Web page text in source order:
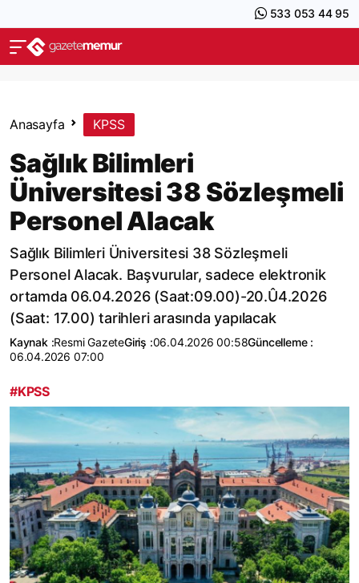
533 053 44 95
Anasayfa KPSS
Sağlık Bilimleri
Üniversitesi 38 Sözleşmeli
Personel Alacak
Sağlık Bilimleri Üniversitesi 38 Sözleşmeli
Personel Alacak. Başvurular, sadece elektronik
ortamda 06.04.2026 (Saat:09.00)-20.Û4.2026
(Saat: 17.00) tarihleri arasında yapılacak
Kaynak :Resmi GazeteGiriş :06.04.2026 00:58Güncelleme :
06.04.2026 07:00
#KPSS